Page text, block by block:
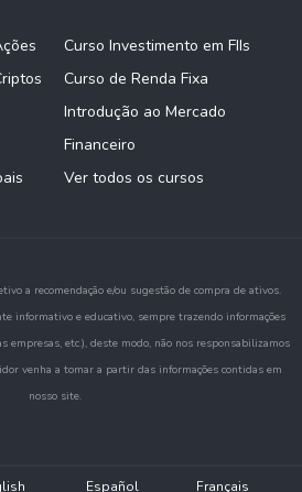
Curso Investimento em FIIs
Curso de Renda Fixa
Introdução ao Mercado
Financeiro
Ver todos os cursos
a recomendação e/ou sugestão de compra de ativos.
informativo e educativo, sempre trazendo informações
empresas, etc.), deste modo, não nos responsabilizamos
venha a tomar a partir das informações contidas em
nosso site.
Español Français